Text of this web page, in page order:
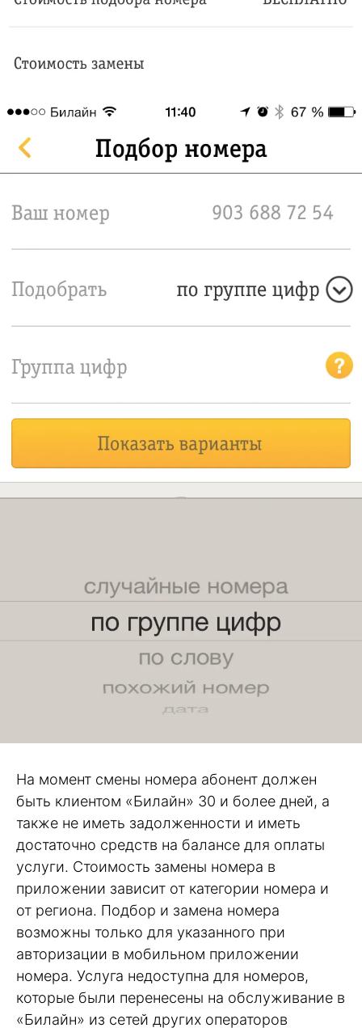
На момент смены номера абонент должен
быть клиентом «Билайн» 30 и более дней, а
также не иметь задолженности и иметь
достаточно средств на балансе для оплаты
услуги. Стоимость замены номера в
приложении зависит от категории номера и
от региона. Подбор и замена номера
возможны только для указанного при
авторизации в мобильном приложении
номера. Услуга недоступна для номеров,
которые были перенесены на обслуживание в
«Билайн» из сетей других операторов